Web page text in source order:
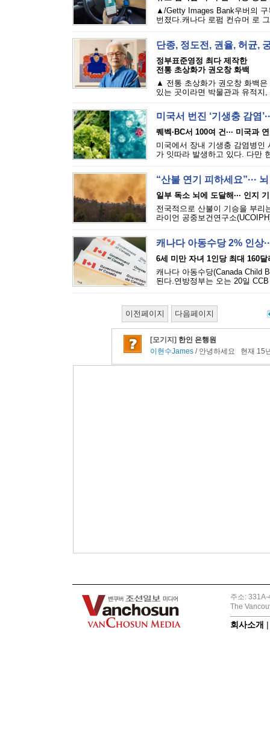
▲/Getty Images Bank우버의 구
번졌다.캐나다 로펌 컨슈머 로
단종, 정도전, 권율, 허균,
정부표준영정 최다 제작한
전통 초상화가 권오창 화백
▲ 전통 초상화가 권오창 화백은
있는 곳이라면 박물관과 유적지
미국서 번진 ‘기생충 감염
퀘벡·BC서 100여 건··· 미국과
미국에서 장내 기생충 감염병인
가 잇따라 발생하고 있다. 다만
“산불 연기 피하세요”···
일부 독소 뇌에 도달해··· 인지
전국적으로 산불이 기승을 부리
라이언 공중보건연구소
캐나다 아동수당 2% 인상
6세 미만 자녀 1인당 최대 160달
캐나다 아동수당(Canada Child
된다.연방정부는 오는 20일
이전페이지 다음페이지
주소:
The
회사소개